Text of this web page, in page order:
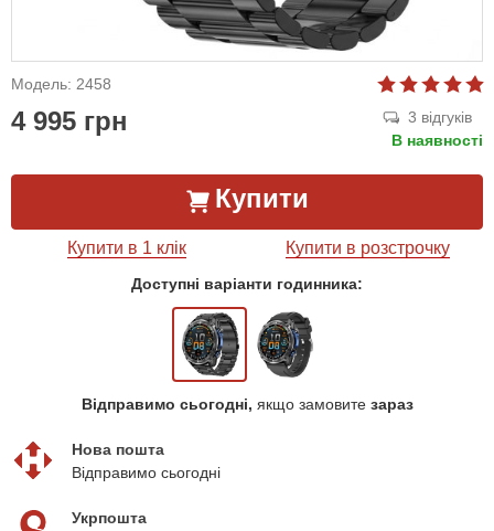
Модель: 2458
4 995 грн
3 відгуків
В наявності
Купити
Купити в 1 клік Купити в розстрочку
Доступні варіанти годинника:
Відправимо сьогодні, якщо замовите зараз
Нова пошта
Відправимо сьогодні
Укрпошта